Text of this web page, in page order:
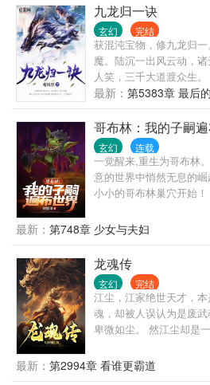
九龙归一诀
玄幻 完结
获混沌宝物，修九龙归
魔。陆沉一出风云动，
人笑，三千大道渡众生。
最新： 第5383章 最后
哥布林：我的子嗣
玄幻 连载
一觉醒来,重生为哥布林
意的世界中悄然无息的
小小的哥布林巢穴开始！
最新： 第748章 少女与夫妇
龙魂传
玄幻 完结
江尘，江家绝世天才，
魂，却被人误认为是废
卑微如尘。 然江尘却是
岂是池中物，一遇风云便
最新： 第2994章 看谁更霸道